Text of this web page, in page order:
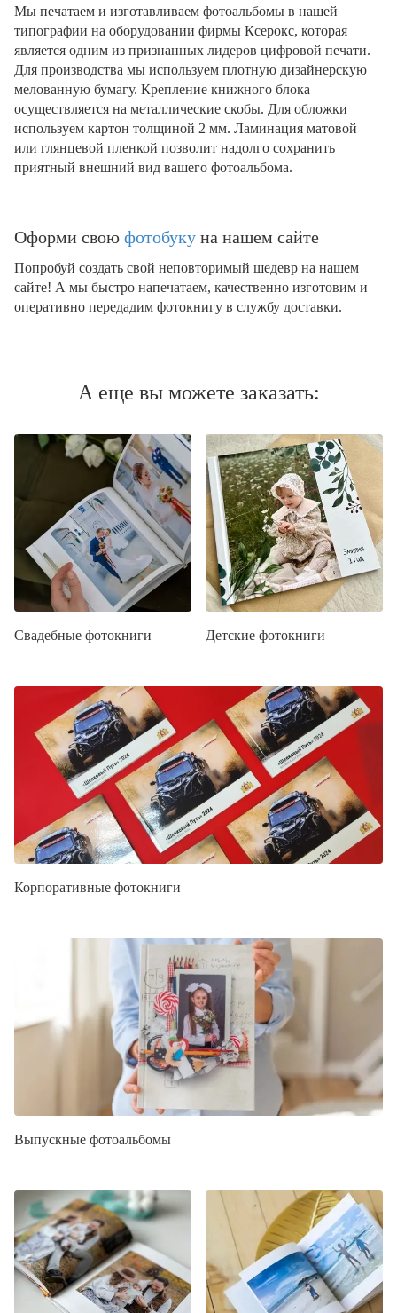
Мы печатаем и изготавливаем фотоальбомы в нашей
типографии на оборудовании фирмы Ксерокс, которая
является одним из признанных лидеров цифровой печати.
Для производства мы используем плотную дизайнерскую
мелованную бумагу. Крепление книжного блока
осуществляется на металлические скобы. Для обложки
используем картон толщиной 2 мм. Ламинация матовой
или глянцевой пленкой позволит надолго сохранить
приятный внешний вид вашего фотоальбома.
Оформи свою фотобуку на нашем сайте
Попробуй создать свой неповторимый шедевр на нашем
сайте! А мы быстро напечатаем, качественно изготовим и
оперативно передадим фотокнигу в службу доставки.
А еще вы можете заказать:
Свадебные фотокниги Детские фотокниги
Корпоративные фотокниги
Выпускные фотоальбомы